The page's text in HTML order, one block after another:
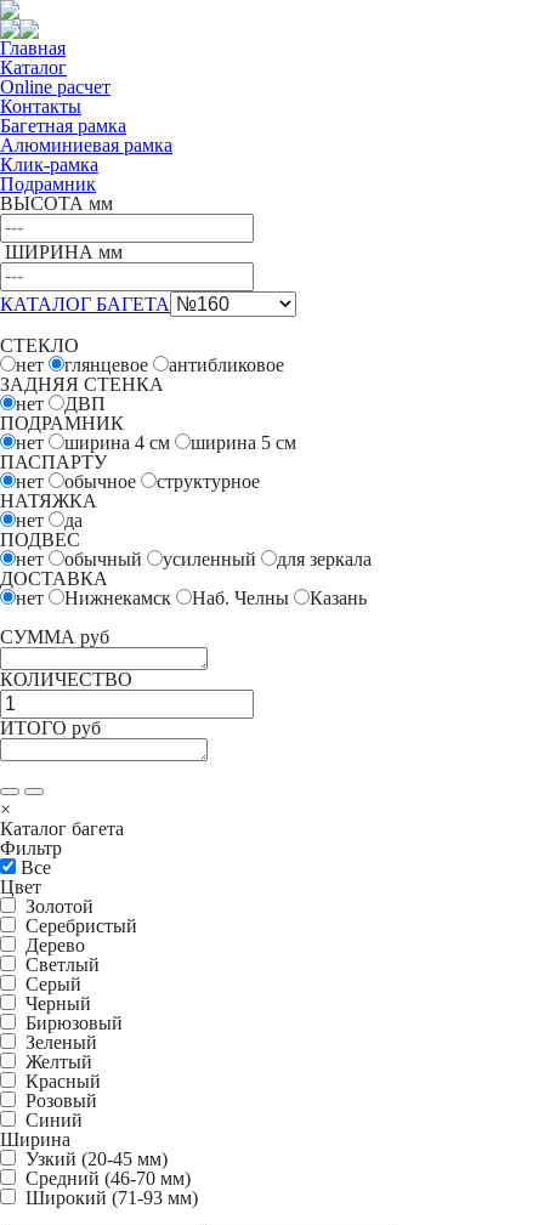
Главная
Каталог
Online расчет
Контакты
Багетная рамка
Алюминиевая рамка
Клик-рамка
Подрамник
ВЫСОТА мм
ШИРИНА мм
КАТАЛОГ БАГЕТА
СТЕКЛО
нет
глянцевое
антибликовое
ЗАДНЯЯ СТЕНКА
нет
ДВП
ПОДРАМНИК
нет
ширина 4 см ширина 5 см
ПАСПАРТУ
нет
обычное
структурное
НАТЯЖКА
нет
да
ПОДВЕС
нет
обычный усиленный
для зеркала
ДОСТАВКА
нет
Нижнекамск Наб. Челны
Казань
СУММА руб
КОЛИЧЕСТВО
ИТОГО руб
×
Каталог багета
Фильтр
Все
Цвет
Золотой
Серебристый
Дерево
Светлый
Серый
Черный
Бирюзовый
Зеленый
Желтый
Красный
Розовый
Синий
Ширина
Узкий (20-45 мм)
Средний (46-70 мм)
Широкий (71-93 мм)